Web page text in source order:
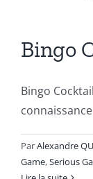
Bingo
Bingo
ParAlexandre
Game,Serious